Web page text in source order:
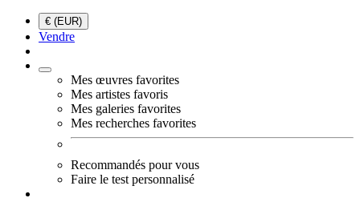
€ (EUR)
Vendre
Mes œuvres favorites
Mes artistes favoris
Mes galeries favorites
Mes recherches favorites
Recommandés pour vous
Faire le test personnalisé